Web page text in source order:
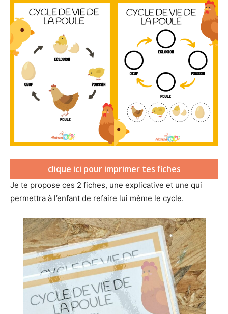
clique ici pour imprimer tes fiches
Je te propose ces 2 fiches, une explicative et une qui
permettra à l’enfant de refaire lui même le cycle.